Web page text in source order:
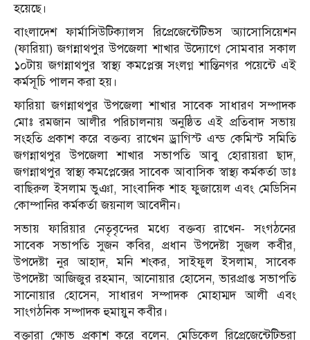
হয়েছে।
বাংলাদেশ ফার্মাসিউটিক্যালস রিপ্রেজেন্টেটিভস অ্যাসোসিয়েশন
(ফারিয়া) জগন্নাথপুর উপজেলা শাখার উদ্যোগে সোমবার সকাল
১০টায় জগন্নাথপুর স্বাস্থ্য কমপ্লেক্স সংলগ্ন শান্তিনগর পয়েন্টে এই
কর্মসূচি পালন করা হয়।
ফারিয়া জগন্নাথপুর উপজেলা শাখার সাবেক সাধারণ সম্পাদক
মোঃ রমজান আলীর পরিচালনায় অনুষ্ঠিত এই প্রতিবাদ সভায়
সংহতি প্রকাশ করে বক্তব্য রাখেন ড্রাগিস্ট এন্ড কেমিস্ট সমিতি
জগন্নাথপুর উপজেলা শাখার সভাপতি আবু হোরায়রা ছাদ,
জগন্নাথপুর স্বাস্থ্য কমপ্লেক্সের সাবেক আবাসিক স্বাস্থ্য কর্মকর্তা ডাঃ
বাছিরুল ইসলাম ভুঞা, সাংবাদিক শাহ ফুজায়েল এবং মেডিসিন
কোম্পানির কর্মকর্তা জয়নাল আবেদীন।
সভায় ফারিয়ার নেতৃবৃন্দের মধ্যে বক্তব্য রাখেন- সংগঠনের
সাবেক সভাপতি সুজন কবির, প্রধান উপদেষ্টা সুজল কবীর,
উপদেষ্টা নুর আহাদ, মনি শংকর, সাইফুল ইসলাম, সাবেক
উপদেষ্টা আজিজুর রহমান, আনোয়ার হোসেন, ভারপ্রাপ্ত সভাপতি
সানোয়ার হোসেন, সাধারণ সম্পাদক মোহাম্মদ আলী এবং
সাংগঠনিক সম্পাদক হুমায়ুন কবীর।
বক্তারা ক্ষোভ প্রকাশ করে বলেন, মেডিকেল রিপ্রেজেন্টেটিভরা